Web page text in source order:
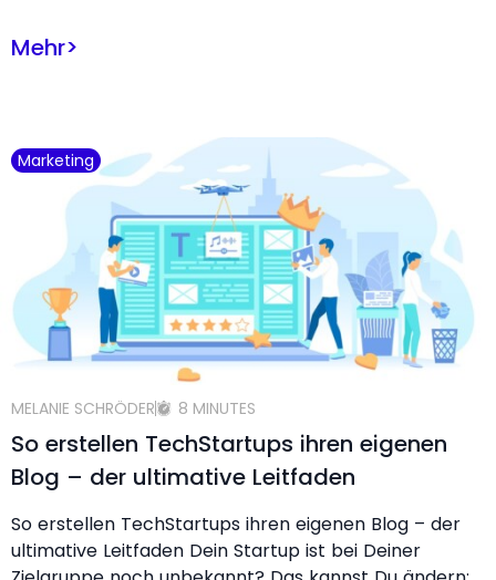
Mehr>
Marketing
MELANIE SCHRÖDER 8 MINUTES
So erstellen TechStartups ihren eigenen
Blog – der ultimative Leitfaden
So erstellen TechStartups ihren eigenen Blog – der
ultimative Leitfaden Dein Startup ist bei Deiner